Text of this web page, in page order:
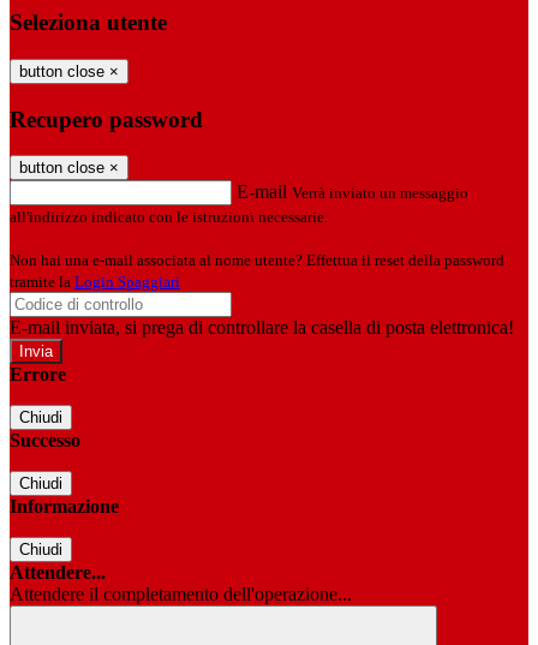
Seleziona utente
button close ×
Recupero password
button close ×
E-mail Verrà inviato un messaggio
all'indirizzo indicato con le istruzioni necessarie.
Non hai una e-mail associata al nome utente? Effettua il reset della password
tramite la Login Spaggiari
E-mail inviata, si prega di controllare la casella di posta elettronica!
Errore
Chiudi
Successo
Chiudi
Informazione
Chiudi
Attendere...
Attendere il completamento dell'operazione...